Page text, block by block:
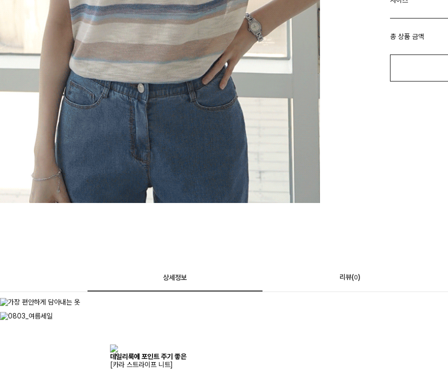
총 상품 금액
상세정보 리뷰(0)
데일리룩에 포인트 주기 좋은
[카라 스트라이프 니트]